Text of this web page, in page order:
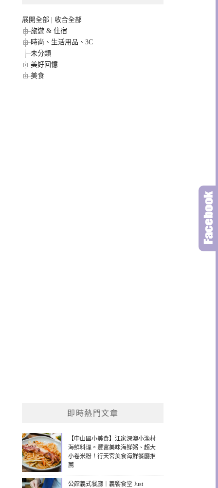
展開全部
收合全部
旅遊 & 住宿
時尚、生活用品、3C
未分類
美好回憶
美食
即時熱門文章
【中山國小美食】江家深澳小漁村
海鮮料理。豐富美味海鮮粥、超大
小卷米粉！行天宮美食海鮮餐廳推
薦
公館義式餐廳｜義饗食堂 Just